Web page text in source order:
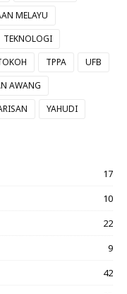
MELAYU
TEKNOLOGI
TPPA
UFB
AWANG
YAHUDI
17
10
22
9
42